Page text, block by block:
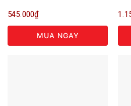
545.000₫
MUA NGAY